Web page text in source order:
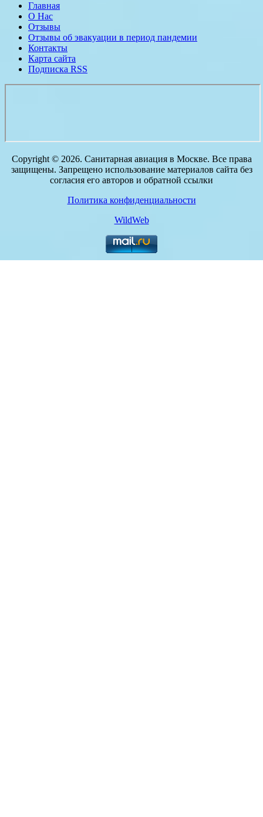
Главная
О Нас
Отзывы
Отзывы об эвакуации в период пандемии
Контакты
Карта сайта
Подписка RSS
Copyright © 2026. Санитарная авиация в Москве. Все права
защищены. Запрещено использование материалов сайта без
согласия его авторов и обратной ссылки
Политика конфиденциальности
WildWeb